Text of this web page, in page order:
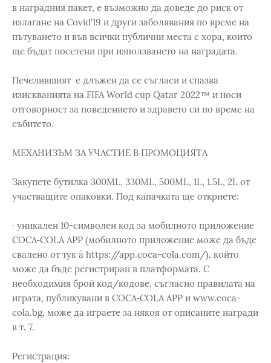
в наградния пакет, е възможно да доведе до риск от
излагане на Covid’19 и други заболявания по време на
пътуването и във всички публични места с хора, които
ще бъдат посетени при използването на наградата.
Печелившият е длъжен да се съгласи и спазва
изискванията на FIFA World cup Qatar 2022™ и носи
отговорност за поведението и здравето си по време на
събитето.
МЕХАНИЗЪМ ЗА УЧАСТИЕ В ПРОМОЦИЯТА
Закупете бутилка 300ML, 330ML, 500ML, 1L, 1.5L, 2L от
участващите опаковки. Под капачката ще откриете:
· уникален 10-символен код за мобилното приложение
COCA‑COLA APP (мобилното приложение може да бъде
свалено от тук à https://app.coca-cola.com/), който
може да бъде регистриран в платформата. С
необходимия брой код/кодове, съгласно правилата на
играта, публикувани в COCA‑COLA APP и www.coca-
cola.bg, може да играете за някоя от описаните награди
в т. 7.
Регистрация: